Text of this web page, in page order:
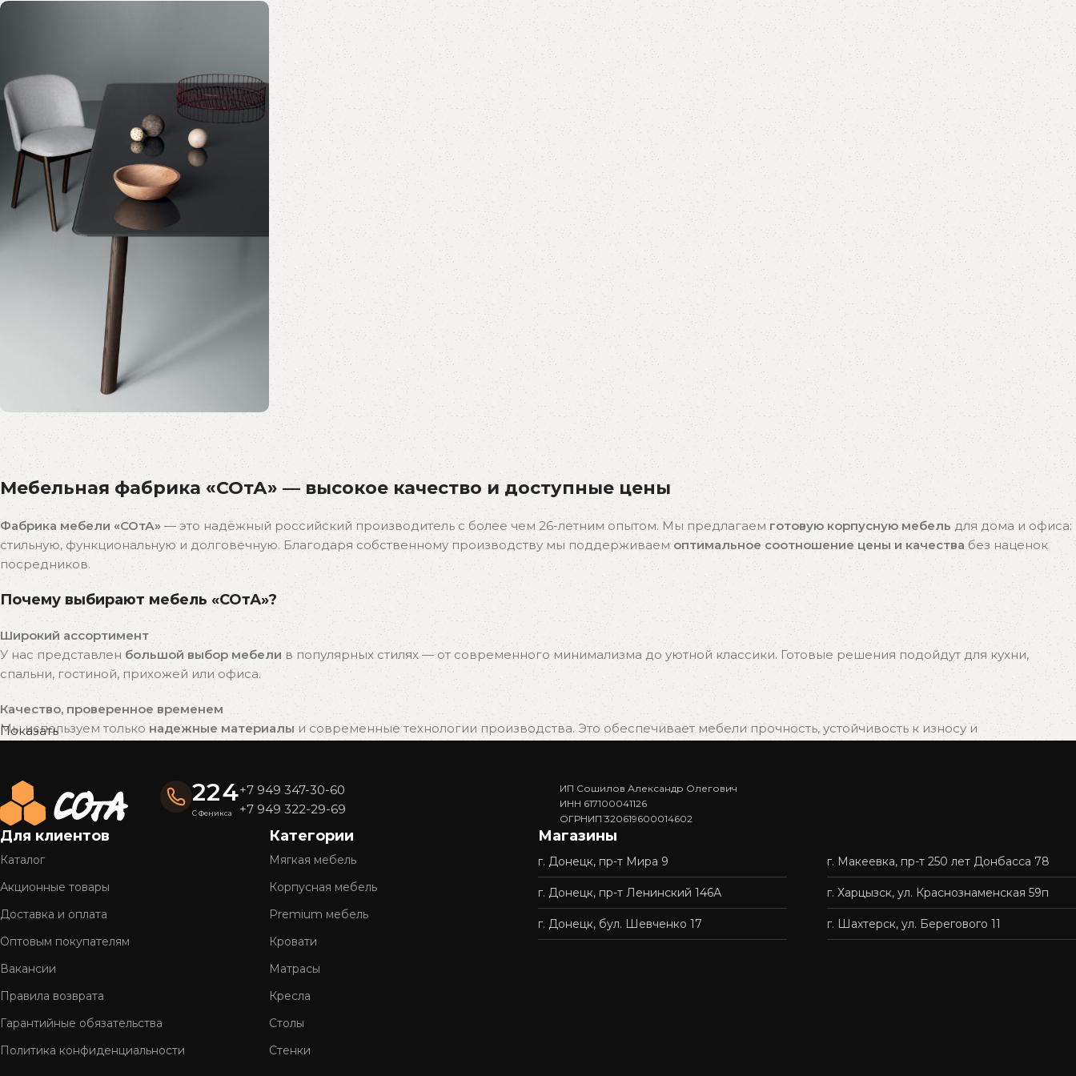
Распродажа
бестселлеров
Скидки на популярные модели!
К покупкам
Мебельная фабрика «СОтА» — высокое качество и доступные цены
Фабрика мебели «СОтА» — это надёжный российский производитель с более чем 26-летним опытом. Мы предлагаем готовую корпусную мебель для дома и офиса:
стильную, функциональную и долговечную. Благодаря собственному производству мы поддерживаемоптимальное соотношение цены и качества без наценок
посредников.
Почему выбирают мебель «СОтА»?
Широкий ассортимент
У нас представлен большой выбор мебели в популярных стилях — от современного минимализма до уютной классики. Готовые решения подойдут для кухни,
спальни, гостиной, прихожей или офиса.
Качество, проверенное временем
Мы используем только надежные материалы и современные технологии производства. Это обеспечивает мебели прочность, устойчивость к износу и
Готовые решения — быстро и удобно
Вся мебель «СОтА» уже в наличии и готова к отправке. Вам не придётся ждать изготовления — достаточно выбрать подходящий вариант, и мы быстро организуем
доставку.
Полное обслуживание
: консультацию, доставку и профессиональную сборку мебели. Покупка у нас — это удобно, быстро и без лишних хлопот.
Более 26 лет на рынке
Нам доверяют тысячи клиентов по всей стране. Мы гордимся нашей репутацией и стремимся сделать качественную мебель доступной каждому.
Показать
224
С Феникса
+7 949 347-30-60
+7 949 322-29-69
ИП Сошилов Александр Олегович
ИНН 617100041126
ОГРНИП 320619600014602
Для клиентов
Каталог
Акционные товары
Доставка и оплата
Оптовым покупателям
Вакансии
Правила возврата
Гарантийные обязательства
Политика конфиденциальности
Категории
Мягкая мебель
Корпусная мебель
Premium мебель
Кровати
Матрасы
Кресла
Столы
Стенки
Магазины
г. Донецк, пр-т Мира 9
г. Донецк, пр-т Ленинский 146А
г. Донецк, бул. Шевченко 17
г. Макеевка, пр-т 250 лет Донбасса 78
г. Харцызск, ул. Краснознаменская 59п
г. Шахтерск, ул. Берегового 11